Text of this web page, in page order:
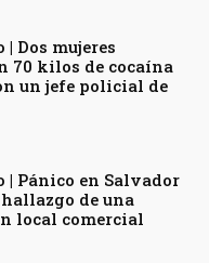
Dos mujeres
70 kilos de cocaína
un jefe policial de
| Pánico en Salvador
de una
local comercial